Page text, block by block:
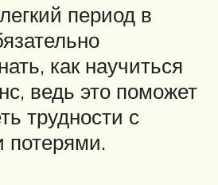
период в
как научиться
ведь это поможет
трудности с